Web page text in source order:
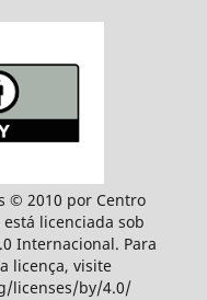
© 2010 por Centro
licenciada sob
Internacional. Para
licença, visite
licenses/by/4.0/